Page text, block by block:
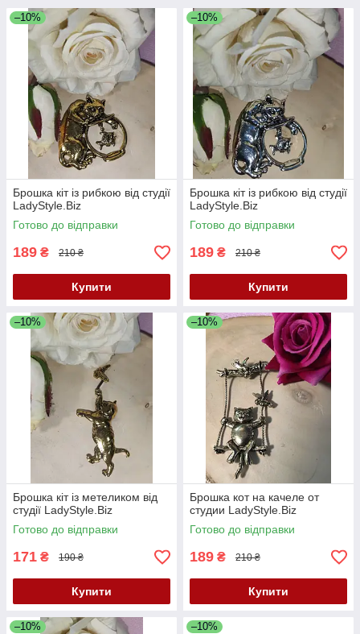
–10%
Брошка кіт із рибкою від студії
LadyStyle.Biz
Готово до відправки
189 ₴ 210 ₴
Купити
–10%
Брошка кіт із рибкою від студії
LadyStyle.Biz
Готово до відправки
189 ₴ 210 ₴
Купити
–10%
Брошка кіт із метеликом від
студії LadyStyle.Biz
Готово до відправки
171 ₴ 190 ₴
Купити
–10%
Брошка кот на качеле от
студии LadyStyle.Biz
Готово до відправки
189 ₴ 210 ₴
Купити
–10% –10%